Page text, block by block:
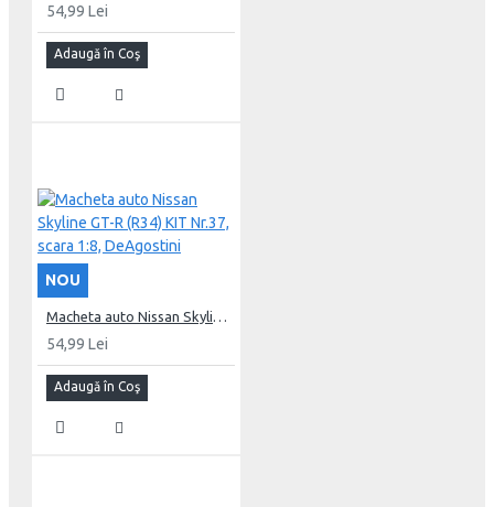
54,99 Lei
Adaugă în Coş
NOU
54,99 Lei
Adaugă în Coş